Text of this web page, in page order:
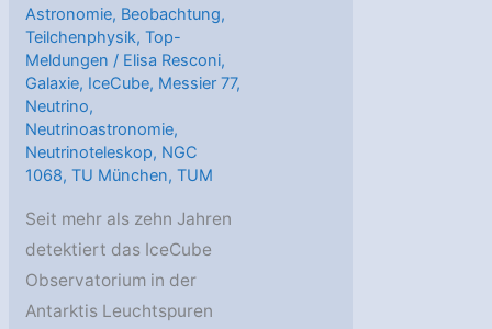
Astronomie, Beobachtung,
Teilchenphysik,Top-
Meldungen / Elisa Resconi,
Galaxie, IceCube, Messier 77,
Neutrino,
Neutrinoastronomie,
Neutrinoteleskop, NGC
1068,TU München,TUM
Seit mehr als zehn Jahren
detektiert das IceCube
Observatorium in der
Antarktis Leuchtspuren